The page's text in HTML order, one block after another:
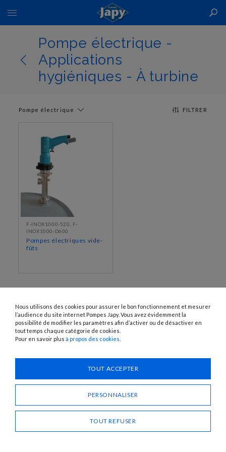
Basculer
la
navigationPompe électrique -
Applications
hygiéniques - À turbine
FILTRER
Pompe électrique
F-INOX1000-520, F-
INOX1000-D600
Pompes électriques vide-
fûts
1120 Avenue OEHMICHEN - CS80015 - FR-25460 ÉTUPES
info@pompes-japy.com
FacebookVimeo
Nous utilisons des cookies pour assurer le bon fonctionnement et mesurer
l’audience du site internet Pompes Japy. Vous avez évidemment la
possibilité de modifier les paramètres afin d’activer ou de désactiver en
tout temps chaque catégorie de cookies.
Pour en savoir plus à propos des cookies
TOUT ACCEPTER
PERSONNALISER
TOUT REFUSER